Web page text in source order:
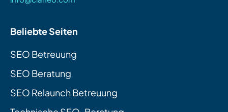
Beliebte Seiten
SEO Betreuung
SEO Beratung
SEO Relaunch Betreuung